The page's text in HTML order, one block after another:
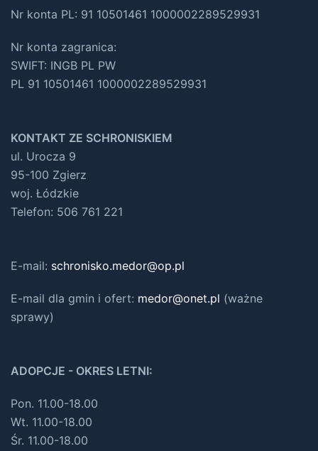
Nr konta PL: 91 10501461 1000002289529931
Nr konta zagranica:
SWIFT: INGB PL PW
PL 91 10501461 1000002289529931
KONTAKT ZE SCHRONISKIEM
ul. Urocza 9
95-100 Zgierz
woj. Łódzkie
Telefon: 506 761 221
E-mail: schronisko.medor@op.pl
E-mail dla gmin i ofert: medor@onet.pl (ważne
sprawy)
ADOPCJE - OKRES LETNI:
Pon. 11.00-18.00
Wt. 11.00-18.00
Śr. 11.00-18.00